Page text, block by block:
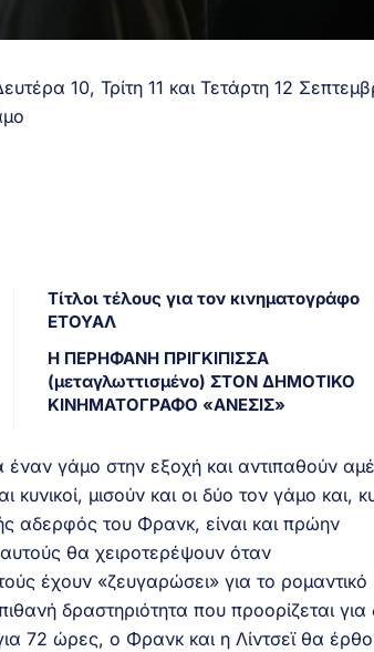
10, Τρίτη 11 και Τετάρτη 12
Τίτλοι τέλους για τον κινηματογράφο
ΕΤΟΥΑΛ
Η ΠΕΡΗΦΑΝΗ ΠΡΙΓΚΙΠΙΣΣΑ
(μεταγλωττισμένο) ΣΤΟΝ ΔΗΜΟΤΙΚΟ
ΚΙΝΗΜΑΤΟΓΡΑΦΟ «ΑΝΕΣΙΣ»
έναν γάμο στην εξοχή και αντιπαθούν
μισούν και οι δύο τον γάμο και,
αδερφός του Φρανκ, είναι και πρώην
θα χειροτερέψουν όταν
έχουν «ζευγαρώσει» για το ρομαντικό
δραστηριότητα που προορίζεται για
72 ώρες, ο Φρανκ και η Λίντσεϊ θα